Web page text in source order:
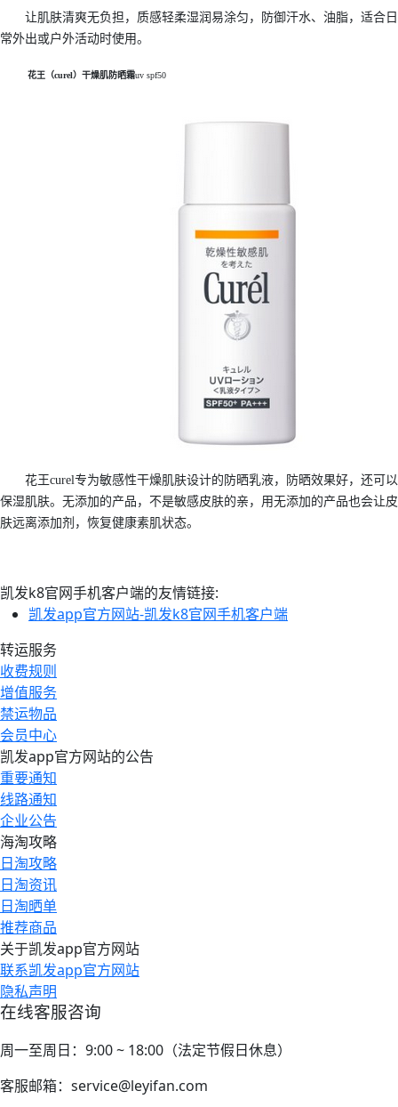
让肌肤清爽无负担，质感轻柔湿润易涂匀，防御汗水、油脂，适合日
常外出或户外活动时使用。
花王（curel） 干燥肌防晒霜uv spf50
花王curel专为敏感性干燥肌肤设计的防晒乳液，防晒效果好，还可以
保湿肌肤。无添加的产品，不是敏感皮肤的亲，用无添加的产品也会让皮
肤远离添加剂，恢复健康素肌状态。
凯发k8官网手机客户端的友情链接:
凯发app官方网站-凯发k8官网手机客户端
转运服务
收费规则
增值服务
禁运物品
会员中心
凯发app官方网站的公告
重要通知
线路通知
企业公告
海淘攻略
日淘攻略
日淘资讯
日淘晒单
推荐商品
关于凯发app官方网站
联系凯发app官方网站
隐私声明
在线客服咨询
周一至周日：9:00 ~ 18:00（法定节假日休息）
客服邮箱： service@leyifan.com